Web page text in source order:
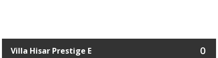
Villa Hisar Prestige E 0